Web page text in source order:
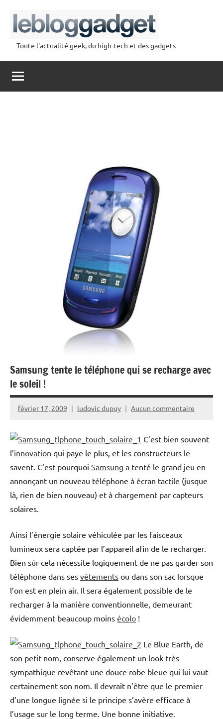
contenu
lebloggadget
Toute l'actualité geek, du high-tech et des gadgets
Samsung tente le téléphone qui se recharge avec
le soleil !
février 17, 2009 ludovic dupuy Aucun commentaire
C’est bien souvent
l’innovation qui paye le plus, et les constructeurs le
savent. C’est pourquoi Samsung a tenté le grand jeu en
annonçant un nouveau téléphone à écran tactile (jusque
là, rien de bien nouveau) et à chargement par capteurs
solaires.
Ainsi l’énergie solaire véhiculée par les faisceaux
lumineux sera captée par l’appareil afin de le recharger.
Bien sûr cela nécessite logiquement de ne pas garder son
téléphone dans ses vêtements ou dans son sac lorsque
l’on est en plein air. Il sera également possible de le
recharger à la manière conventionnelle, demeurant
évidemment beaucoup moins écolo !
Le Blue Earth, de
son petit nom, conserve également un look très
sympathique revêtant une douce robe bleue qui lui vaut
certainement son nom. Il devrait n’être que le premier
d’une longue lignée si le principe s’avère efficace à
l’usage sur le long terme. Une bonne initiative.